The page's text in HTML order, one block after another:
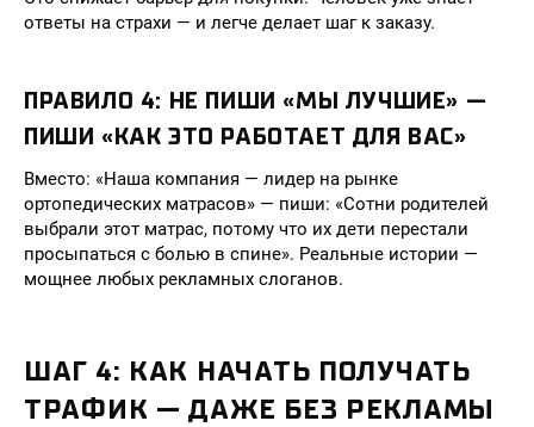
ответы на страхи — и легче делает шаг к заказу.
ПРАВИЛО 4: НЕ ПИШИ «МЫ ЛУЧШИЕ» —
ПИШИ «КАК ЭТО РАБОТАЕТ ДЛЯ ВАС»
Вместо: «Наша компания — лидер на рынке
ортопедических матрасов» — пиши: «Сотни родителей
выбрали этот матрас, потому что их дети перестали
просыпаться с болью в спине». Реальные истории —
мощнее любых рекламных слоганов.
ШАГ 4: КАК НАЧАТЬ ПОЛУЧАТЬ
ТРАФИК — ДАЖЕ БЕЗ РЕКЛАМЫ